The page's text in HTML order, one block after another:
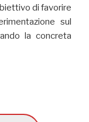
di favorire
sul
la concreta